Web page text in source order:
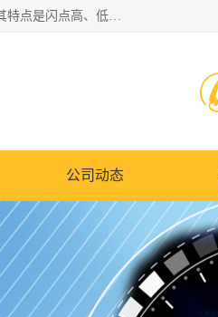
航空煤油（Jet Fuel）是专门为喷气式航空发动机设计的高纯度燃料，主要分为Jet A、Jet A-1和Jet B等类型。其特点是闪点高、低温流动性好，并添加了抗静电剂和抗氧化剂以确保飞行安全。航空煤油需
公司动态